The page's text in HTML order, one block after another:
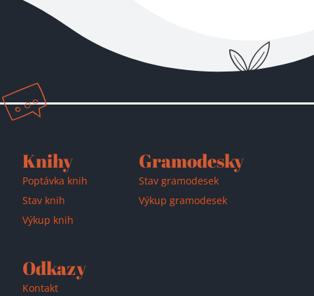
Knihy
Poptávka knih
Stav knih
Výkup knih
Gramodesky
Stav gramodesek
Výkup gramodesek
Odkazy
Kontakt